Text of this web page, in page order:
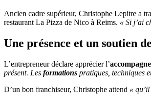
Ancien cadre supérieur, Christophe Lepitre a
restaurant La Pizza de Nico à Reims. « Si j’ai
Une présence et un soutien
L’entrepreneur déclare apprécier l’
présent. Les formations pratiques, techniques
D’un bon franchiseur, Christophe attend «